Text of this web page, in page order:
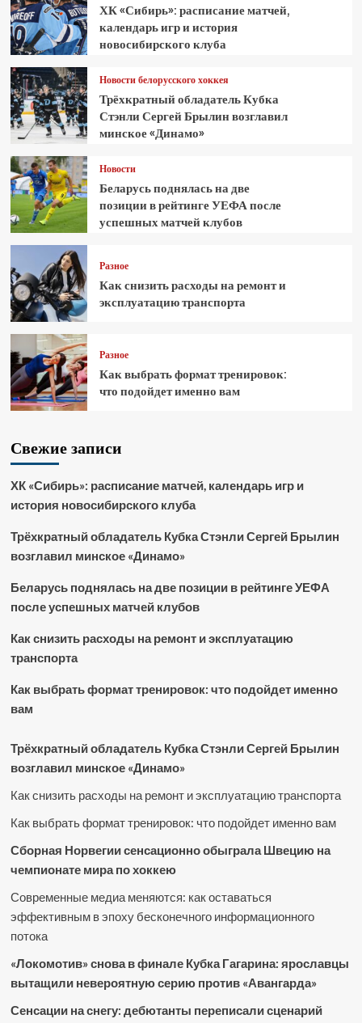
ХК «Сибирь»: расписание матчей,
календарь игр и история
новосибирского клуба
Новости белорусского хоккея
Трёхкратный обладатель Кубка
Стэнли Сергей Брылин возглавил
минское «Динамо»
Новости
Беларусь поднялась на две
позиции в рейтинге УЕФА после
успешных матчей клубов
Разное
Как снизить расходы на ремонт и
эксплуатацию транспорта
Разное
Как выбрать формат тренировок:
что подойдет именно вам
Свежие записи
ХК «Сибирь»: расписание матчей, календарь игр и
история новосибирского клуба
Трёхкратный обладатель Кубка Стэнли Сергей Брылин
возглавил минское «Динамо»
Беларусь поднялась на две позиции в рейтинге УЕФА
после успешных матчей клубов
Как снизить расходы на ремонт и эксплуатацию
транспорта
Как выбрать формат тренировок: что подойдет именно
вам
Трёхкратный обладатель Кубка Стэнли Сергей Брылин
возглавил минское «Динамо»
Как снизить расходы на ремонт и эксплуатацию транспорта
Как выбрать формат тренировок: что подойдет именно вам
Сборная Норвегии сенсационно обыграла Швецию на
чемпионате мира по хоккею
Современные медиа меняются: как оставаться
эффективным в эпоху бесконечного информационного
потока
«Локомотив» снова в финале Кубка Гагарина: ярославцы
вытащили невероятную серию против «Авангарда»
Сенсации на снегу: дебютанты переписали сценарий